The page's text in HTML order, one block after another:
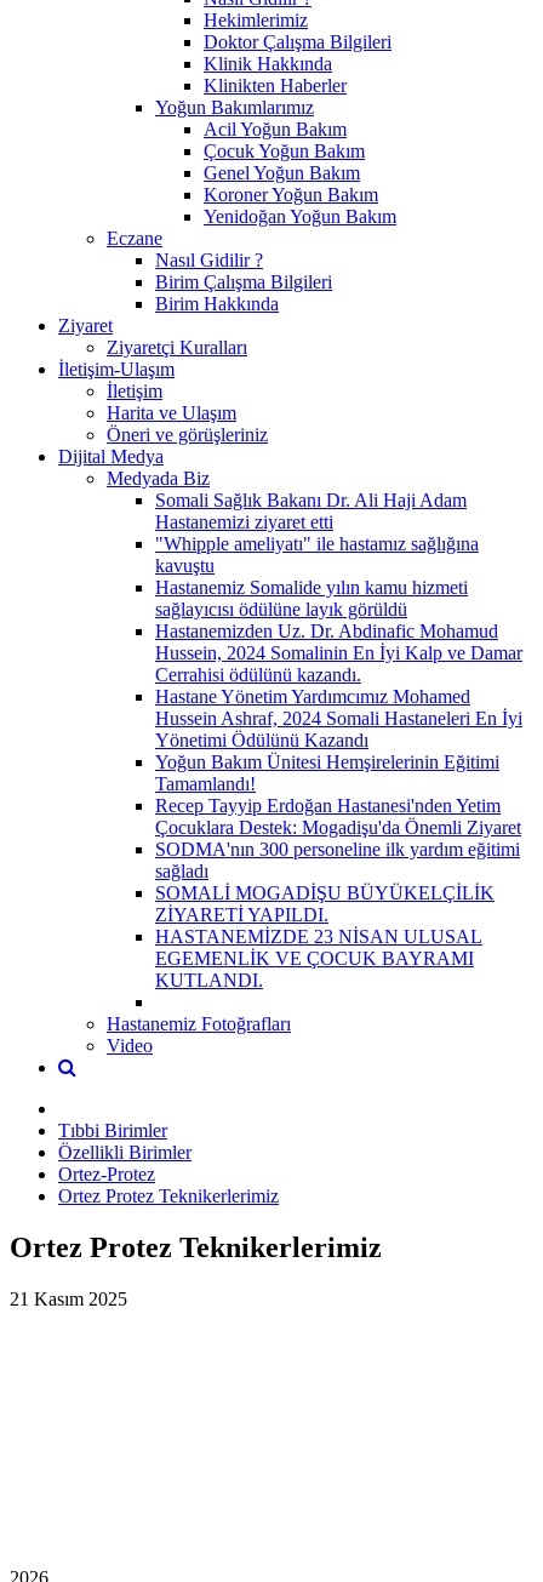
Hekimlerimiz
Doktor Çalışma Bilgileri
Klinik Hakkında
Klinikten Haberler
Yoğun Bakımlarımız
Acil Yoğun Bakım
Çocuk Yoğun Bakım
Genel Yoğun Bakım
Koroner Yoğun Bakım
Yenidoğan Yoğun Bakım
Eczane
Nasıl Gidilir ?
Birim Çalışma Bilgileri
Birim Hakkında
Ziyaret
Ziyaretçi Kuralları
İletişim-Ulaşım
İletişim
Harita ve Ulaşım
Öneri ve görüşleriniz
Dijital Medya
Medyada Biz
Somali Sağlık Bakanı Dr. Ali Haji Adam
Hastanemizi ziyaret etti
"Whipple ameliyatı" ile hastamız sağlığına
kavuştu
Hastanemiz Somalide yılın kamu hizmeti
sağlayıcısı ödülüne layık görüldü
Hastanemizden Uz. Dr. Abdinafic Mohamud
Hussein, 2024 Somalinin En İyi Kalp ve Damar
Cerrahisi ödülünü kazandı.
Hastane Yönetim Yardımcımız Mohamed
Hussein Ashraf, 2024 Somali Hastaneleri En İyi
Yönetimi Ödülünü Kazandı
Yoğun Bakım Ünitesi Hemşirelerinin Eğitimi
Tamamlandı!
Recep Tayyip Erdoğan Hastanesi'nden Yetim
Çocuklara Destek: Mogadişu'da Önemli Ziyaret
SODMA'nın 300 personeline ilk yardım eğitimi
sağladı
SOMALİ MOGADİŞU BÜYÜKELÇİLİK
ZİYARETİ YAPILDI.
HASTANEMİZDE 23 NİSAN ULUSAL
EGEMENLİK VE ÇOCUK BAYRAMI
KUTLANDI.
Hastanemiz Fotoğrafları
Video
Tıbbi Birimler
Özellikli Birimler
Ortez-Protez
Ortez Protez Teknikerlerimiz
Ortez Protez Teknikerlerimiz
21 Kasım 2025